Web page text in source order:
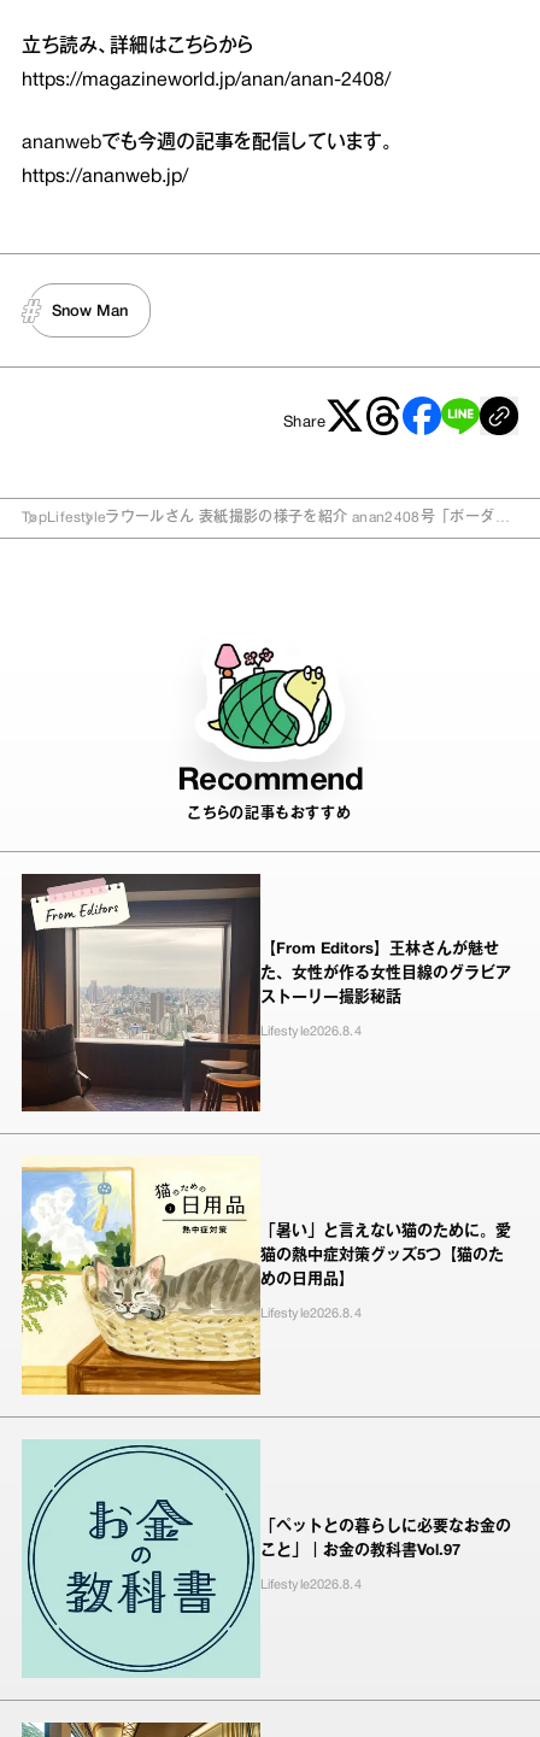
立ち読み、詳細はこちらから
https://magazineworld.jp/anan/anan-2408/
ananwebでも今週の記事を配信しています。
https://ananweb.jp/
Snow Man
Share
TopLifestyleラウールさん 表紙撮影の様子を紹介 anan2408号「ボーダレ
Recommend
こちらの記事もおすすめ
【From Editors】王林さんが魅せ
た、女性が作る女性目線のグラビア
ストーリー撮影秘話
Lifestyle2026.8.4
「暑い」と言えない猫のために。愛
猫の熱中症対策グッズ5つ【猫のた
めの日用品】
Lifestyle2026.8.4
「ペットとの暮らしに必要なお金の
こと」｜お金の教科書Vol.97
Lifestyle2026.8.4